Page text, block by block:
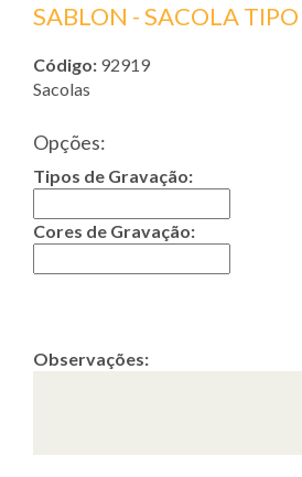
SABLON - SACOLA
Código: 92919
Sacolas
Opções:
Tipos de Gravação:
Cores de Gravação:
Observações: